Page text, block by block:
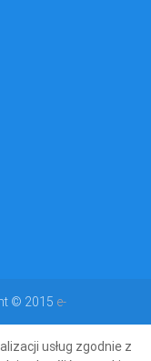
© 2015 e-
usług zgodnie z